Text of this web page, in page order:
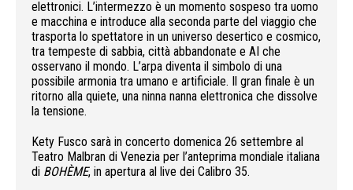
elettronici. L’intermezzo è un momento sospeso tra uomo
e macchina e introduce alla seconda parte del viaggio che
trasporta lo spettatore in un universo desertico e cosmico,
tra tempeste di sabbia, città abbandonate e AI che
osservano il mondo. L’arpa diventa il simbolo di una
possibile armonia tra umano e artificiale. Il gran finale è un
ritorno alla quiete, una ninna nanna elettronica che dissolve
la tensione.
Kety Fusco sarà in concerto domenica 26 settembre al
Teatro Malbran di Venezia per l’anteprima mondiale italiana
di BOHÈME, in apertura al live dei Calibro 35.